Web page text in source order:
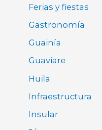
Ferias y fiestas
Gastronomía
Guainía
Guaviare
Huila
Infraestructura
Insular